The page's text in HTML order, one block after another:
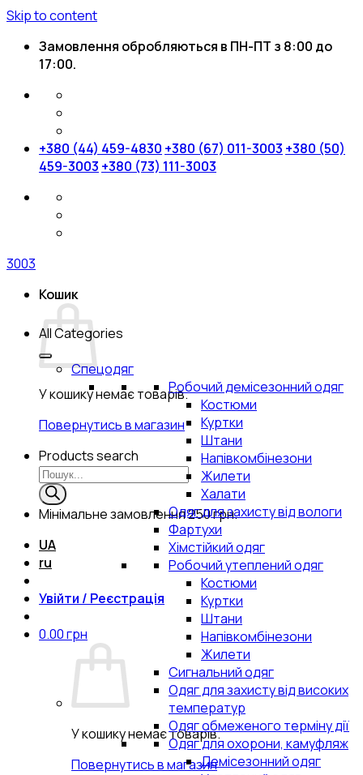
Skip to content
Замовлення обробляються в ПН-ПТ з 8:00 до
17:00.
+380 (44) 459-4830 +380 (67) 011-3003 +380 (50)
459-3003 +380 (73) 111-3003
3003
Кошик
У кошику немає товарів.
Повернутись в магазин
Products search
Мінімальне замовлення250 грн.
UA
ru
Увійти / Реєстрація
0.00грн
У кошику немає товарів.
Повернутись в магазин
All Categories
Спецодяг
Робочий демісезонний одяг
Костюми
Куртки
Штани
Напівкомбінезони
Жилети
Халати
Одяг для захисту від вологи
Фартухи
Хімстійкий одяг
Робочий утеплений одяг
Костюми
Куртки
Штани
Напівкомбінезони
Жилети
Сигнальний одяг
Одяг для захисту від високих
температур
Одяг обмеженого терміну дії
Одяг для охорони, камуфляж
Демісезонний одяг